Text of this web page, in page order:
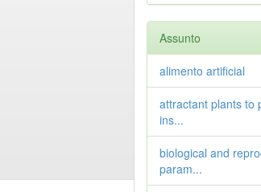
Assunto
alimento artificial
attractant plants to
ins...
biological and
param...